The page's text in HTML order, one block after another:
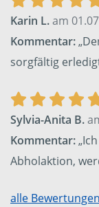
Karin L.am
Kommentar:
sorgfältig
Sylvia-Anita B.
Kommentar:
Abholaktion,
alle